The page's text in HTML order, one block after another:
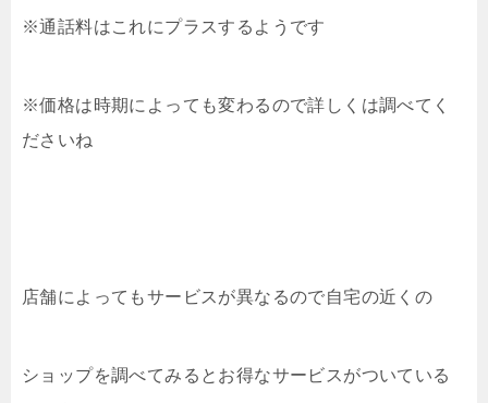
※通話料はこれにプラスするようです
※価格は時期によっても変わるので詳しくは調べてく
ださいね
店舗によってもサービスが異なるので自宅の近くの
ショップを調べてみるとお得なサービスがついている